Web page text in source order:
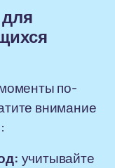
по-
внимание
учитывайте